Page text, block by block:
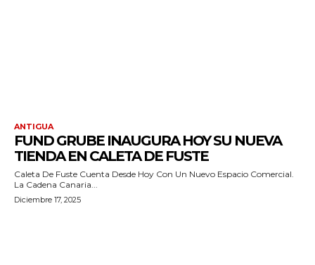
ANTIGUA
FUND GRUBE INAUGURA HOY SU NUEVA
TIENDA EN CALETA DE FUSTE
Caleta De Fuste Cuenta Desde Hoy Con Un Nuevo Espacio Comercial.
La Cadena Canaria...
Diciembre 17, 2025